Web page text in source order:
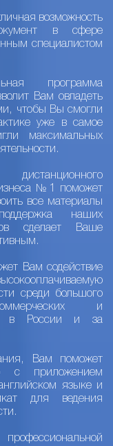
возможность
в сфере
специалистом
программа
Вам овладеть
чтобы Вы смогли
уже в самое
максимальных
№1 поможет
все материалы
наших
сделает Ваше
Вам содействие
среди большого
и
в России и за
Вам поможет
с приложением
языке и
для ведения